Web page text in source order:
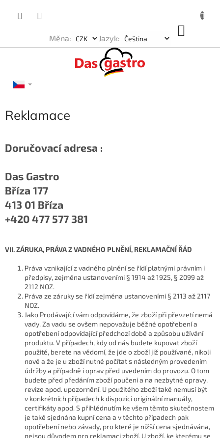
Měna: Jazyk:
Reklamace
Doručovací adresa :
Das Gastro
Bříza 177
413 01 Bříza
+420 477 577 381
VII. ZÁRUKA, PRÁVA Z VADNÉHO PLNĚNÍ, REKLAMAČNÍ ŘÁD
Práva vznikající z vadného plnění se řídí platnými právním i
předpisy, zejména ustanoveními § 1914 až 1925, § 2099 až
2112 NOZ.
Práva ze záruky se řídí zejména ustanoveními § 2113 až 2117
NOZ.
Jako Prodávající vám odpovídáme, že zboží při převzetí nemá
vady. Za vadu se ovšem nepovažuje běžné opotřebení a
opotřebení odpovídající předchozí době a způsobu užívání
produktu. V případech, kdy od nás budete kupovat zboží
použité, berete na vědomí, že jde o zboží již používané, nikoli
nové a že je u zboží nutné počítat s následným provedením
údržby a případně i oprav před uvedením do provozu. O tom
budete před předáním zboží poučeni a na nezbytné opravy,
revize apod. upozornění. U použitého zboží také nemusí být
v konkrétních případech k dispozici originální manuály,
certifikáty apod. S přihlédnutím ke všem těmto skutečnostem
je také sjednána kupní cena a v těchto případech pak
opotřebení nebo závady, pro které je nižší cena sjednávána,
nejsou důvodem pro reklamaci zboží. U zboží, ke kterému se